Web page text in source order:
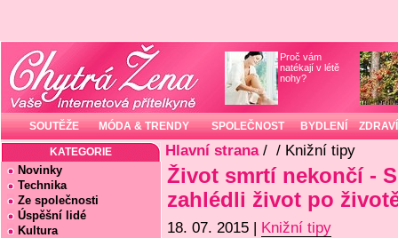
Proč vám
natékají v létě
nohy?
SOUTĚŽE MÓDA & TRENDY SPOLEČNOST BYDLENÍ ZDRAVÍ
KATEGORIE
Novinky
Technika
Ze společnosti
Úspěšní lidé
Kultura
Hlavní strana/ / Knižní tipy
Život smrtí nekončí -
zahlédli život po
18. 07. 2015 | Knižní tipy